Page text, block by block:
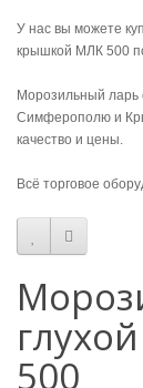
У нас вы можете
крышкой МЛК 500
Морозильный ларь
Симферополю и
качество и цены.
Всё торговое
500